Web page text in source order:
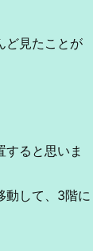
ど見たことが
ると思いま
動して、3階に